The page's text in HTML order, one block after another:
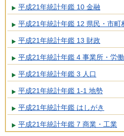
平成21年統計年鑑 10 金融
平成21年統計年鑑 12 県民・市町
平成21年統計年鑑 13 財政
平成21年統計年鑑 4 事業所・労働
平成21年統計年鑑 3 人口
平成21年統計年鑑 1-1 地勢
平成21年統計年鑑 はしがき
平成21年統計年鑑 7 商業・工業